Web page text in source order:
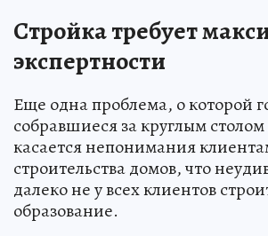
Стройка требует
экспертности
Еще одна проблема, о которой
собравшиеся за круглым
касается непонимания
строительства домов, что
далеко не у всех клиентов
образование.